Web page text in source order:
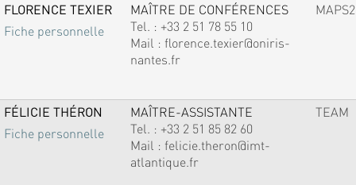
FLORENCE TEXIER
Fiche personnelle
MAÎTRE DE CONFÉRENCES
Tel. : +33 2 51 78 55 10
Mail : florence.texier@oniris-
nantes.fr
MAPS2
FÉLICIE THÉRON
Fiche personnelle
MAÎTRE-ASSISTANTE
Tel. : +33 2 51 85 82 60
Mail : felicie.theron@imt-
atlantique.fr
TEAM